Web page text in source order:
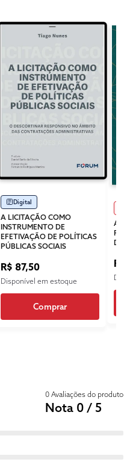
Digital
A LICITAÇÃO COMO
INSTRUMENTO DE
EFETIVAÇÃO DE POLÍTICAS
PÚBLICAS SOCIAIS
R$ 87,50
Disponível em estoque
Comprar
R$
0 Avaliações do produto
Nota 0 / 5